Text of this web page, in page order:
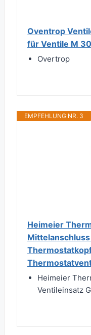
Oventrop
für Ventile M
Overtrop
EMPFEHLUNG NR. 3
Heimeier
Heimeier
Ventileinsatz